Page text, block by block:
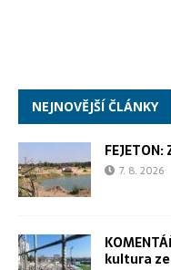
NEJNOVĚJŠÍ ČLÁNKY
7. 8. 2026
kultura